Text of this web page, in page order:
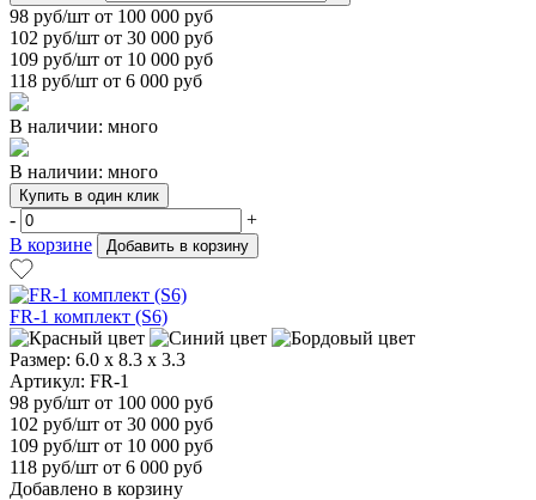
98 руб/шт от 100 000 руб
102 руб/шт от 30 000 руб
109 руб/шт от 10 000 руб
118 руб/шт от 6 000 руб
В наличии: много
В наличии: много
Купить в один клик
-
+
В корзине
Добавить в корзину
FR-1 комплект (S6)
Размер: 6.0 x 8.3 x 3.3
Артикул: FR-1
98 руб/шт от 100 000 руб
102 руб/шт от 30 000 руб
109 руб/шт от 10 000 руб
118 руб/шт от 6 000 руб
Добавлено в корзину